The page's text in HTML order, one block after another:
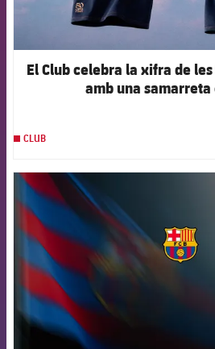
El Club celebra la xifra de les
amb una
CLUB